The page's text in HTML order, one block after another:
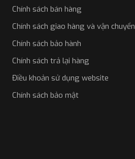
Chính sách bán hàng
Chính sách giao hàng và vận chuyển
Chính sách bảo hành
Chính sách trả lại hàng
Điều khoản sử dụng website
Chính sách bảo mật